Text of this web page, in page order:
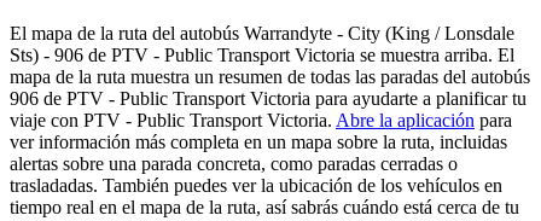
El mapa de la ruta del autobús Warrandyte - City (King / Lonsdale
Sts) - 906 de PTV - Public Transport Victoria se muestra arriba. El
mapa de la ruta muestra un resumen de todas las paradas del autobús
906 de PTV - Public Transport Victoria para ayudarte a planificar tu
viaje con PTV - Public Transport Victoria. Abre la aplicación para
ver información más completa en un mapa sobre la ruta, incluidas
alertas sobre una parada concreta, como paradas cerradas o
trasladadas. También puedes ver la ubicación de los vehículos en
tiempo real en el mapa de la ruta, así sabrás cuándo está cerca de tu